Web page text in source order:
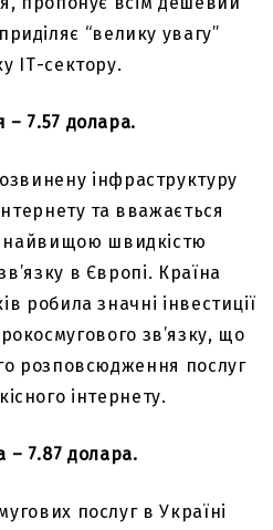
“велику увагу”
ІТ-сектору.
– 7.57 долара.
інфраструктуру
та вважається
найвищою швидкістю
в Європі. Країна
робила значні інвестиції
зв’язку, що
розповсюдження послуг
інтернету.
– 7.87 долара.
послуг в Україні